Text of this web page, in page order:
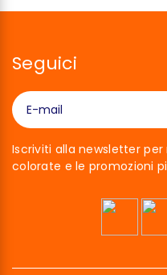
Seguici
Iscriviti alla newsletter
colorate e le promozioni